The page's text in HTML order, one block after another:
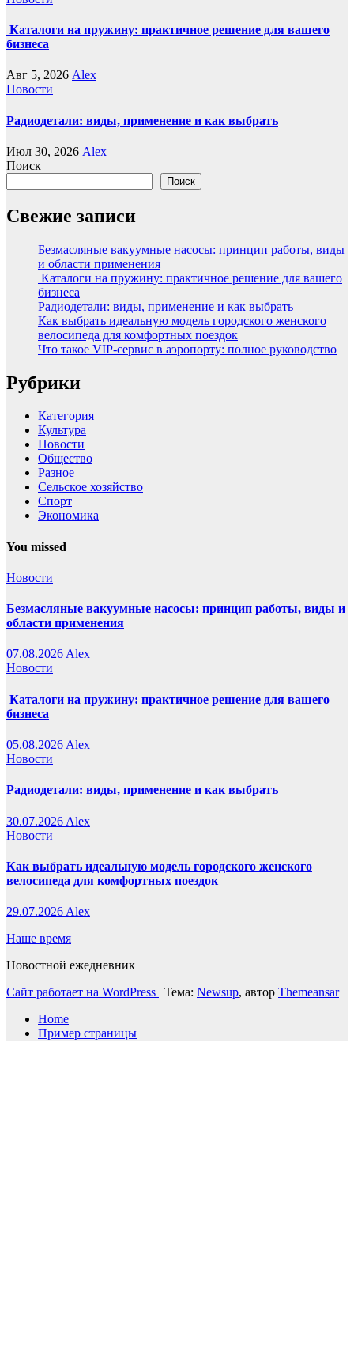
Каталоги на пружину: практичное решение для вашего
бизнеса
Авг 5, 2026 Alex
Новости
Радиодетали: виды, применение и как выбрать
Июл 30, 2026 Alex
Поиск
Поиск
Свежие записи
Безмасляные вакуумные насосы: принцип работы, виды
и области применения
Каталоги на пружину: практичное решение для вашего
бизнеса
Радиодетали: виды, применение и как выбрать
Как выбрать идеальную модель городского женского
велосипеда для комфортных поездок
Что такое VIP-сервис в аэропорту: полное руководство
Рубрики
Категория
Культура
Новости
Общество
Разное
Сельское хозяйство
Спорт
Экономика
You missed
Новости
Безмасляные вакуумные насосы: принцип работы, виды и
области применения
07.08.2026Alex
Новости
Каталоги на пружину: практичное решение для вашего
бизнеса
05.08.2026 Alex
Новости
Радиодетали: виды, применение и как выбрать
30.07.2026 Alex
Новости
Как выбрать идеальную модель городского женского
велосипеда для комфортных поездок
29.07.2026 Alex
Наше время
Новостной ежедневник
Сайт работает на WordPress | Тема: Newsup, автор Themeansar
Home
Пример страницы